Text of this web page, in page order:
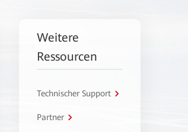
Weitere
Ressourcen
Technischer Support
Partner